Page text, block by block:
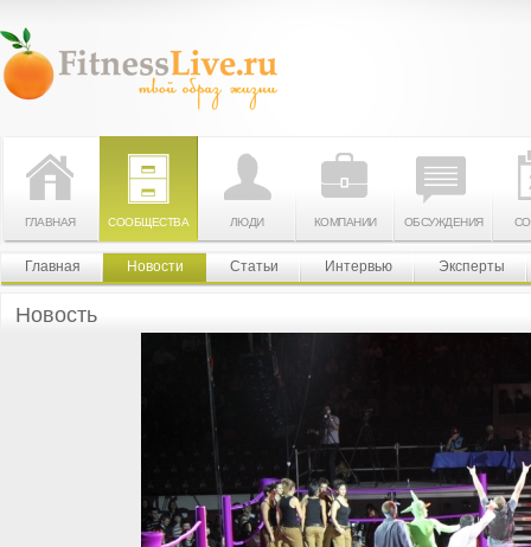
ГЛАВНАЯ СООБЩЕСТВА ЛЮДИ КОМПАНИИ ОБСУЖДЕНИЯ
Главная Новости Статьи Интервью Эксперты
Новость